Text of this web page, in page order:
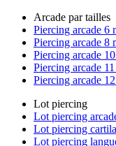
Arcade par tailles
Piercing arcade 6
Piercing arcade 8
Piercing arcade
Piercing arcade
Piercing arcade
Lot piercing
Lot piercing
Lot piercing
Lot piercing